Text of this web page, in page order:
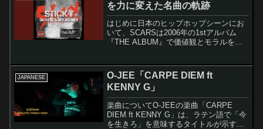
を力に変えた名曲の軌跡
はじめに日本のヒップホップシーンにお
いて、SCARSは2006年の1stアルバム
『THE ALBUM』で価値観とモラルを覆
展開したグループとして知られ、リアル
なストリー...
JAPANESE
O-JEE「CARPE DIEM ft
KENNY G」
楽曲についてO-JEEの楽曲「CARPE
DIEM ft KENNY G」は、ラテン語で「今
を生きろ」を意味するタイトルが示すよ